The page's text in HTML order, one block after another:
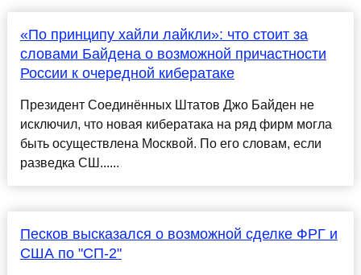
«По принципу хайли лайкли»: что стоит за
словами Байдена о возможной причастности
России к очередной кибератаке
Президент Соединённых Штатов Джо Байден не
исключил, что новая кибератака на ряд фирм могла
быть осуществлена Москвой. По его словам, если
разведка СШ......
Песков высказался о возможной сделке ФРГ и
США по "СП-2"